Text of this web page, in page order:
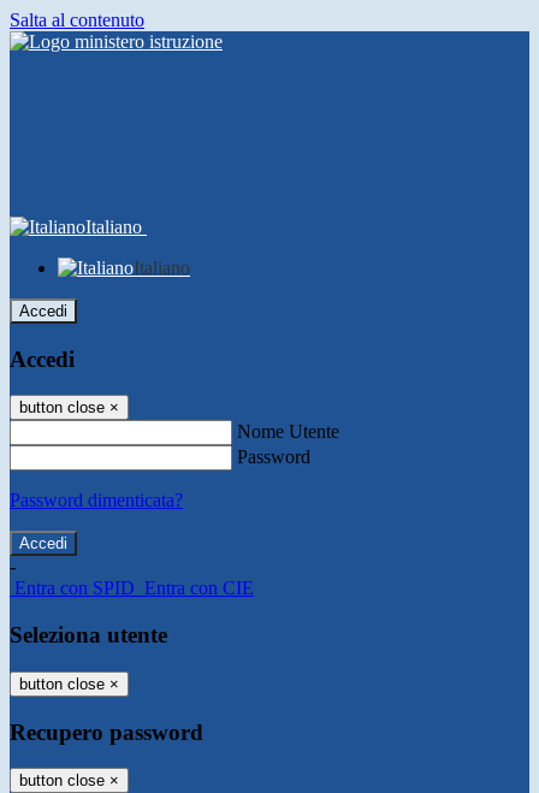
Salta al contenuto
Italiano
Italiano
Accedi
Accedi
button close ×
Nome Utente
Password
Password dimenticata?
-
Entra con SPID Entra con CIE
Seleziona utente
button close ×
Recupero password
button close ×